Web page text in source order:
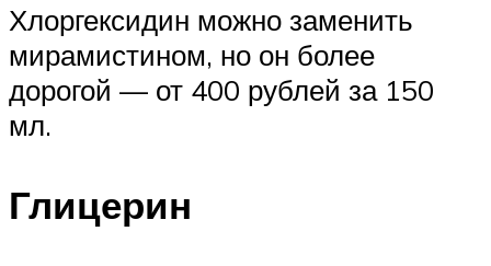
Хлоргексидин можно заменить
мирамистином, но он более
дорогой — от 400 рублей за 150
мл.
Глицерин